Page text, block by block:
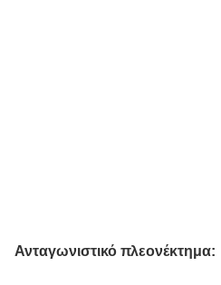
Ανταγωνιστικό πλεονέκτημα: